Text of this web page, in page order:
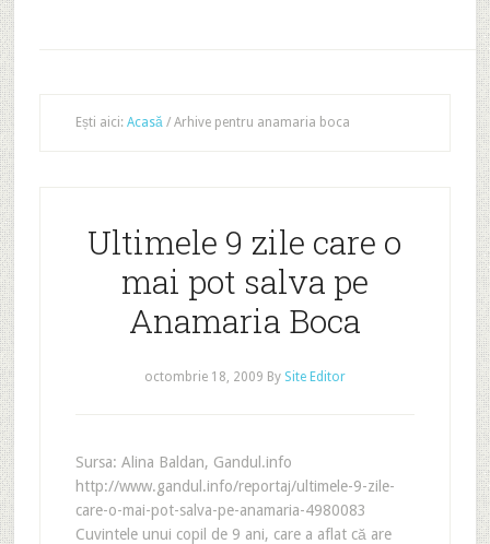
Ești aici: Acasă /Arhive pentru anamaria boca
Ultimele 9 zile care o
mai pot salva pe
Anamaria Boca
octombrie 18, 2009 By Site Editor
Sursa: Alina Baldan, Gandul.info
http://www.gandul.info/reportaj/ultimele-9-zile-
care-o-mai-pot-salva-pe-anamaria-4980083
Cuvintele unui copil de 9 ani, care a aflat că are